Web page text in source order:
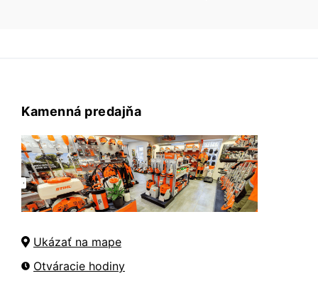
Kamenná predajňa
Ukázať na mape
Otváracie hodiny